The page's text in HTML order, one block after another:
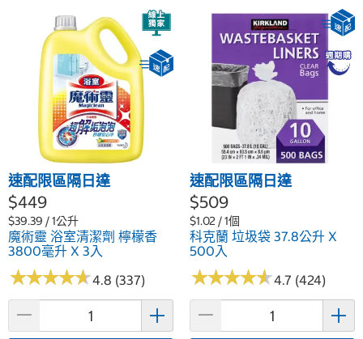
速配限區隔日達
$449
$39.39 / 1公升
魔術靈 浴室清潔劑 檸檬香
3800毫升 X 3入
★★★★★
★★★★★4.8 (337)
速配限區隔日達
$509
$1.02 / 1個
科克蘭 垃圾袋 37.8公升 X
500入
★★★★★
★★★★★4.7 (424)